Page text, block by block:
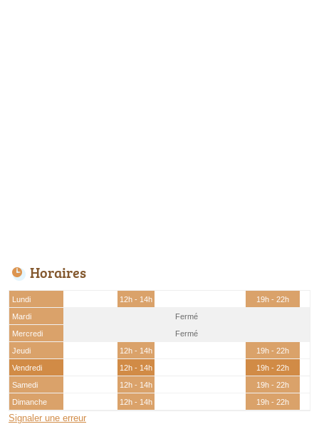
Horaires
Lundi 12h - 14h
19h - 22h
Mardi
Fermé
Mercredi
Fermé
Jeudi
12h - 14h
19h - 22h
Vendredi
12h - 14h
19h - 22h
Samedi
12h - 14h
19h - 22h
Dimanche
12h - 14h 19h - 22h
Signaler une erreur